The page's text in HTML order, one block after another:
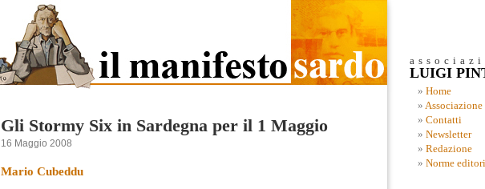
Gli Stormy Six in Sardegna per il 1 Maggio
16 Maggio 2008
Mario Cubeddu
LUIGI
Home
Associazione
Contatti
Newsletter
Redazione
Norme